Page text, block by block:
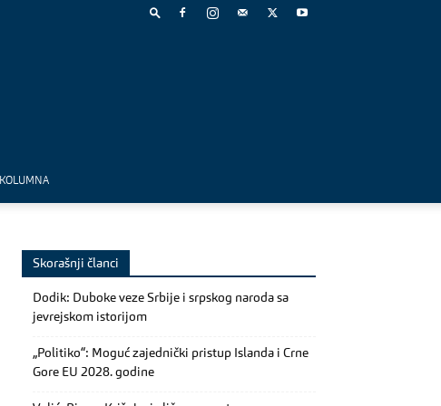
KOLUMNA
Skorašnji članci
Dodik: Duboke veze Srbije i srpskog naroda sa
jevrejskom istorijom
„Politiko“: Moguć zajednički pristup Islanda i Crne
Gore EU 2028. godine